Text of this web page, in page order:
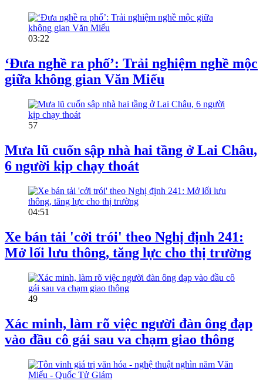
03:22
‘Đưa nghề ra phố’: Trải nghiệm nghề mộc
giữa không gian Văn Miếu
57
Mưa lũ cuốn sập nhà hai tầng ở Lai Châu,
6 người kịp chạy thoát
04:51
Xe bán tải 'cởi trói' theo Nghị định 241:
Mở lối lưu thông, tăng lực cho thị trường
49
Xác minh, làm rõ việc người đàn ông đạp
vào đầu cô gái sau va chạm giao thông